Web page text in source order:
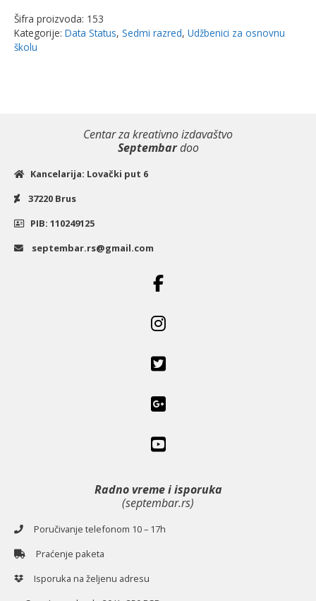
7.razred
Šifra proizvoda: 153
Kategorije: Data Status, Sedmi razred, Udžbenici za osnovnu
školu
Centar za kreativno izdavaštvo
Septembardoo
Kancelarija: Lovački put 6
37220 Brus
PIB: 110249125
septembar.rs@gmail.com
Radno vreme i isporuka
(septembar.rs)
Poručivanje telefonom 10 – 17h
Praćenje paketa
Isporuka na željenu adresu